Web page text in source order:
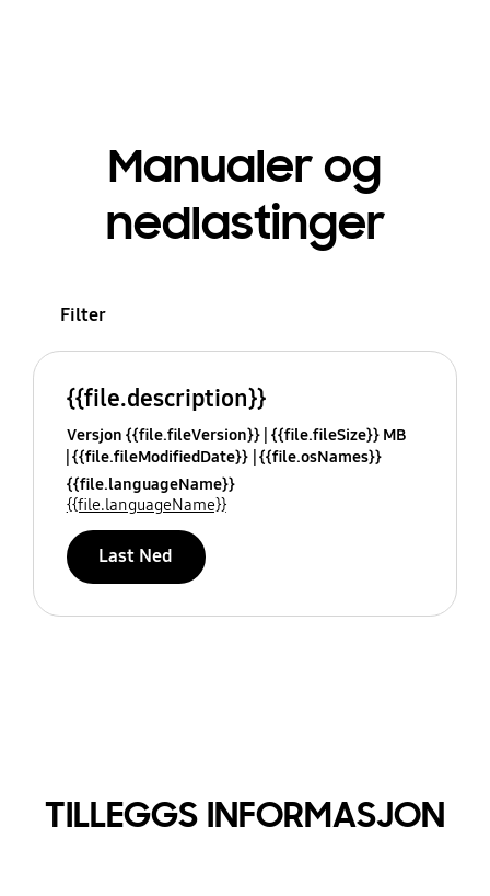
Manualer og
nedlastinger
Filter
{{file.description}}
Versjon {{file.fileVersion}} {{file.fileSize}} MB
{{file.fileModifiedDate}} {{file.osNames}}
{{file.languageName}}
{{file.languageName}}
Last Ned
TILLEGGS INFORMASJON